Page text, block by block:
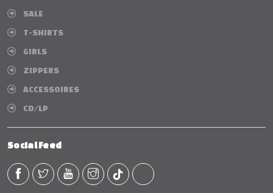
SALE
T-SHIRTS
GIRLS
ZIPPERS
ACCESSOIRES
CD/LP
Social Feed